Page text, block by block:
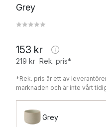
Grey
153 kr
219 kr Rek. pris*
*Rek. pris är ett av
marknaden och är inte vårt
Grey